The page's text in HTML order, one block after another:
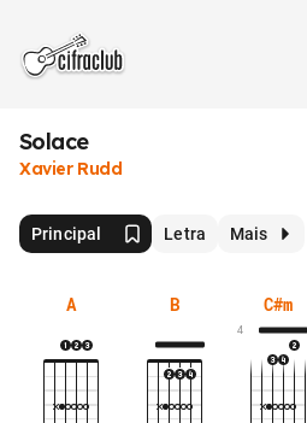
Solace
Xavier Rudd
Principal Letra Mais
A B C#m
4